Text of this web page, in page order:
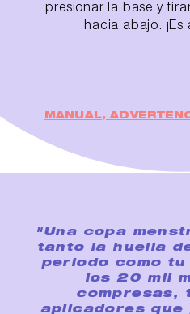
presionar la base y
hacia abajo. ¡Es
MANUAL,
"Una copa
tanto la huella
periodo como
los 20 mil
compresas,
aplicadores que